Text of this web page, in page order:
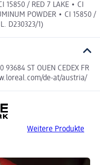
15850 / RED 7 LAKE • CI
POWDER • CI 15850 /
D230323/1)
ST OUEN CEDEX FR
de-at/austria/
Weitere Produkte